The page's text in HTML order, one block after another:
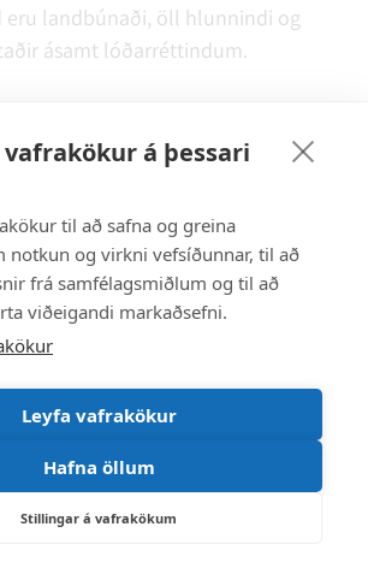
á þessari
til að safna og greina
notkun og virkni vefsíðunnar, til að
frá samfélagsmiðlum og til að
viðeigandi markaðsefni.
Leyfa vafrakökur
Hafna öllum
Stillingar á vafrakökum
eru landbúnaði, öll hlunnindi og
ásamt lóðarréttindum.
um heilbrigðisþjónustu,
leikskólar, íþróttahús og
fasteignamati: Allar aðrar fasteignir,
, skrifstofu- og
fiskeldismannvirki, veiðihús